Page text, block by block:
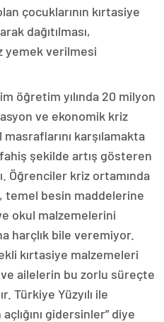
çocuklarının kırtasiye
dağıtılması,
yemek verilmesi
öğretim yılında 20 milyon
ve ekonomik kriz
karşılamakta
şekilde artış gösteren
Öğrenciler kriz ortamında
temel besin maddelerine
okul malzemelerini
harçlık bile veremiyor.
kırtasiye malzemeleri
ailelerin bu zorlu süreçte
Türkiye Yüzyılı ile
gidersinler” diye